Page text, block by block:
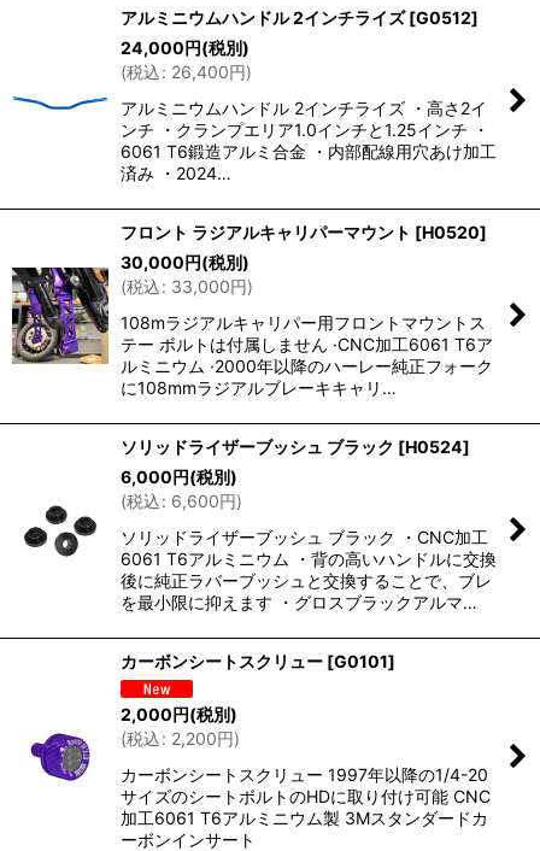
アルミニウムハンドル 2インチライズ [G0512]
24,000円(税別)
(税込: 26,400円)
アルミニウムハンドル 2インチライズ ・高さ2イ
ンチ ・クランプエリア1.0インチと1.25インチ ・
6061 T6鍛造アルミ合金 ・内部配線用穴あけ加工
済み ・2024…
フロント ラジアルキャリパーマウント [H0520]
30,000円(税別)
(税込: 33,000円)
108mラジアルキャリパー用フロントマウントス
テー ボルトは付属しません ·CNC加工6061 T6ア
ルミニウム ·2000年以降のハーレー純正フォーク
に108mmラジアルブレーキキャリ…
ソリッドライザーブッシュ ブラック [H0524]
6,000円(税別)
(税込: 6,600円)
ソリッドライザーブッシュ ブラック ・CNC加工
6061 T6アルミニウム ・背の高いハンドルに交換
後に純正ラバーブッシュと交換することで、ブレ
を最小限に抑えます ・グロスブラックアルマ…
カーボンシートスクリュー [G0101]
2,000円(税別)
(税込: 2,200円)
カーボンシートスクリュー 1997年以降の1/4-20
サイズのシートボルトのHDに取り付け可能 CNC
加工6061 T6アルミニウム製 3Mスタンダードカ
ーボンインサート